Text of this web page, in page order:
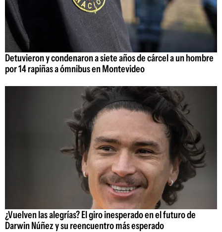
Detuvieron y condenaron a siete años de cárcel a un hombre
por 14 rapiñas a ómnibus en Montevideo
¿Vuelven las alegrías? El giro inesperado en el futuro de
Darwin Núñez y su reencuentro más esperado